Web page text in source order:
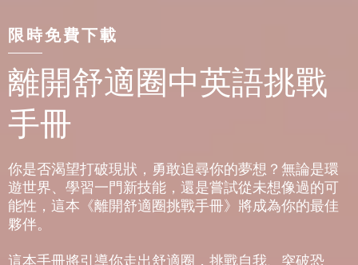
限時免費下載
離開舒適圈中英語挑戰
手冊
你是否渴望打破現狀，勇敢追尋你的夢想？無論是環
遊世界、學習一門新技能，還是嘗試從未想像過的可
能性，這本《離開舒適圈挑戰手冊》將成為你的最佳
夥伴。
這本手冊將引導你走出舒適圈，挑戰自我、突破恐